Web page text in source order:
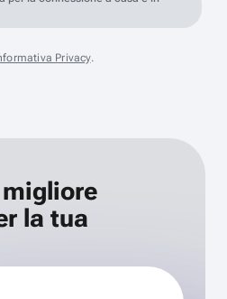
Privacy.
la tua